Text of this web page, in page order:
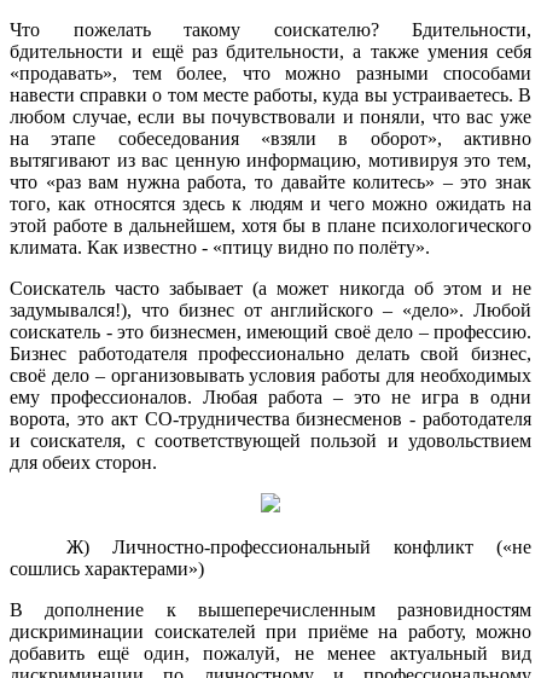
Что пожелать такому соискателю? Бдительности,
бдительности и ещё раз бдительности, а также умения себя
«продавать», тем более, что можно разными способами
навести справки о том месте работы, куда вы устраиваетесь. В
любом случае, если вы почувствовали и поняли, что вас уже
на этапе собеседования «взяли в оборот», активно
вытягивают из вас ценную информацию, мотивируя это тем,
что «раз вам нужна работа, то давайте колитесь» – это знак
того, как относятся здесь к людям и чего можно ожидать на
этой работе в дальнейшем, хотя бы в плане психологического
климата. Как известно - «птицу видно по полёту».
Соискатель часто забывает (а может никогда об этом и не
задумывался!), что бизнес от английского – «дело». Любой
соискатель - это бизнесмен, имеющий своё дело – профессию.
Бизнес работодателя профессионально делать свой бизнес,
своё дело – организовывать условия работы для необходимых
ему профессионалов. Любая работа – это не игра в одни
ворота, это акт СО-трудничества бизнесменов - работодателя
и соискателя, с соответствующей пользой и удовольствием
для обеих сторон.
Ж) Личностно-профессиональный конфликт («не
сошлись характерами»)
В дополнение к вышеперечисленным разновидностям
дискриминации соискателей при приёме на работу, можно
добавить ещё один, пожалуй, не менее актуальный вид